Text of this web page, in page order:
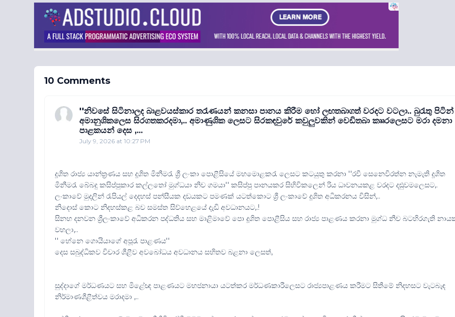
10 Comments
''නිවසේ සිටිනාලද බාළවයස්කාර තරැණයන් කනසා පානය කිරීම හෝ ලඟතබාගත් වරදට වටලා.. බුරැතු පිටින්
අමානුශිකලෙස සිරගතකරදමා,.. අමාණුශික ලෙසට සිරකඳවුරේ කවුලුවකින් වෙඩිතබා කෘෘරලෙසට මරා දමනා
පාළකයන් දෙස ,...
July 9, 2026 at 10:27 PM
දූශිත රාජ්‍ය යාන්ත්‍රණය සහ දූශිත මිනීමරැ ශ්‍රී ලංකා පොළීසියේ මහමොළකරැ ලෙසට කටයුතු කරනා ''රවී සෙනෙවිරත්න නැමැති දූශිත
මිනීමරැ බේබදු කසිප්පුකාර කල්ලතෝ මුග්ධයා නිච ගමයා'' කසිප්පු පානයකර සිහිවිකලෙන් රිය ධාවනයකළ වරදට දඪුවමලෙසට,.
ලංකාවේ මුදලින් රැපියල් දෙදහස් පන්සීයක දඩයකට පමණක් යටත්කොට ශ්‍රී ලංකාවේ දූශිත අධිකරනය විසින්,..
නිදොස් කොට නිදහස්කළ බව සමස්ත සිව්හෙළයේ දැඩි අවධානයට,.!
සිනහ දනවන ශ්‍රීලංකාවේ අධිකරන පද්ධතිය සහ මාළිමාවේ පො දූශිත පොළීසිය සහ රාජ්‍ය පාළණය කරනා මුග්ධ නීච බටහිරගැති
වහලා,..
'' හේනෙ ගොයියාගේ අපූරැ පාළණය''
දෙස සබුද්ධිකව විචාර ශීළීව අවබෝධය අවධානය සහිතව බළනා ලෙසත්,
සුද්දාගේ මර්ධණයට සහ මිළේඥ පාළණයට මහජනායා යටත්කර මර්ධණකාරීලෙසට රාජ්‍යපාළණය කරීමට සිතීමේ නිදහසට වැටබැඳ
නිර්මාණශීළීත්වය මරාදමා ,..